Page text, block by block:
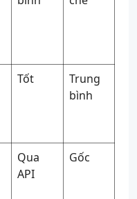
Tốt
Trung
bình
Qua
API
Gốc